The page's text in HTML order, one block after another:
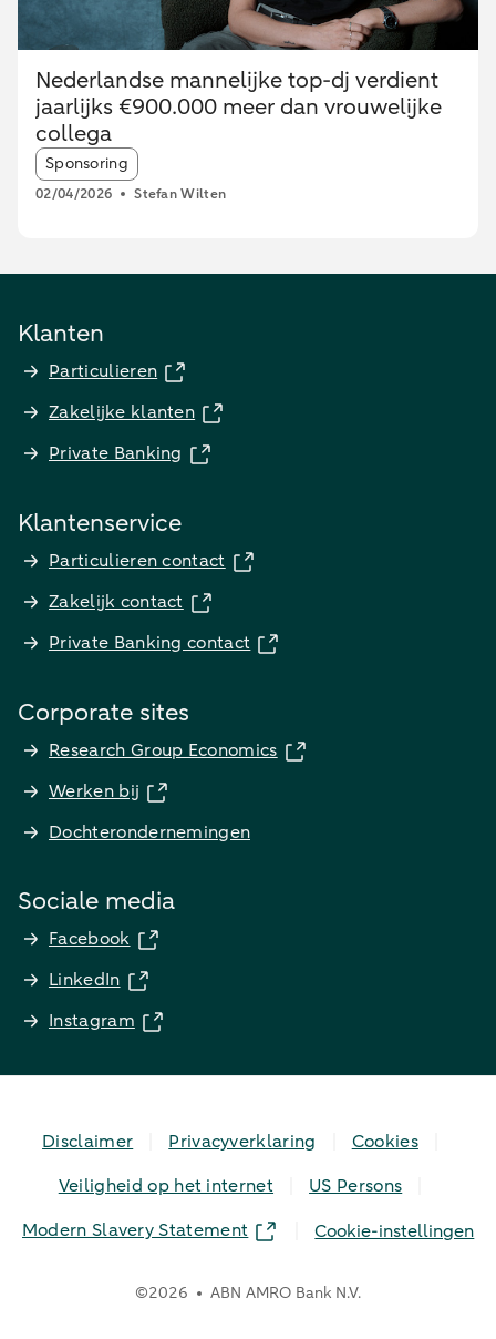
Nederlandse mannelijke top-dj verdient
jaarlijks €900.000 meer dan vrouwelijke
collega
Article tags:
Sponsoring
02/04/2026 Stefan Wilten
Klanten
Particulieren
Zakelijke klanten
Private Banking
Klantenservice
Particulieren contact
Zakelijk contact
Private Banking contact
Corporate sites
Research Group Economics
Werken bij
Dochterondernemingen
Sociale media
Facebook
LinkedIn
Instagram
Disclaimer Privacyverklaring
Cookies
Veiligheid op het internet
US Persons
Modern Slavery Statement
Cookie-instellingen
©2026 ABN AMRO Bank N.V.